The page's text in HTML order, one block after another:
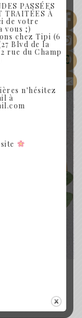
PASSÉES
TRAITÉES À
de votre
vous ;)
chez Tipi (6
Blvd de la
rue du Champ
n'hésitez
à